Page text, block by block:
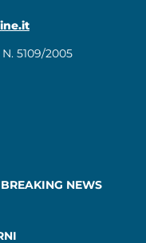
5109/2005
BREAKING NEWS